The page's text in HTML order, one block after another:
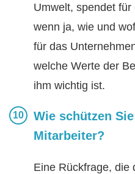
Umwelt, spendet
wenn ja, wie und
für das
welche Werte der
ihm wichtig ist.
Wie schützen
Mitarbeiter?
Eine Rückfrage, die